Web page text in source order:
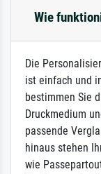
Wie
Die
ist einfach und
bestimmen Sie
Druckmedium
passende
hinaus stehen
wie